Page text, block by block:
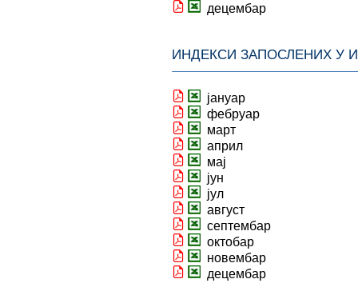
децембар
ИНДЕКСИ ЗАПОСЛЕНИХ У
јануар
фебруар
март
април
мај
јун
јул
август
септембар
октобар
новембар
децембар